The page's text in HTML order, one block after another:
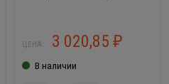
ЦЕНА: 3 020,85 ₽
В наличии